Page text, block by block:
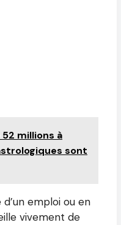
millions à
sont
emploi ou en
vivement de